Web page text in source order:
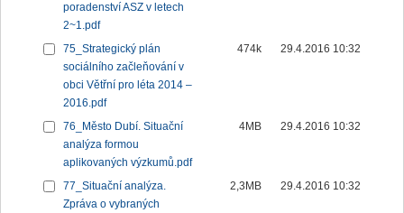
poradenství ASZ v letech
2~1.pdf
75_Strategický plán
sociálního začleňování v
obci Větřní pro léta 2014 –
2016.pdf
474k 29.4.2016 10:32
76_Město Dubí. Situační
analýza formou
aplikovaných výzkumů.pdf
4MB 29.4.2016 10:32
77_Situační analýza.
Zpráva o vybraných
2,3MB 29.4.2016 10:32